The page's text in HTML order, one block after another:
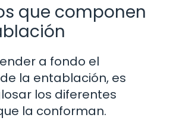
que componen
a fondo el
la entablación, es
los diferentes
la conforman.